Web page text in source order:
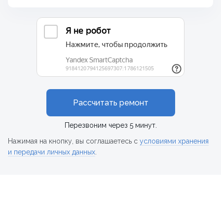
Рассчитать ремонт
Перезвоним через 5 минут.
Нажимая на кнопку, вы соглашаетесь с условиями хранения
и передачи личных данных.